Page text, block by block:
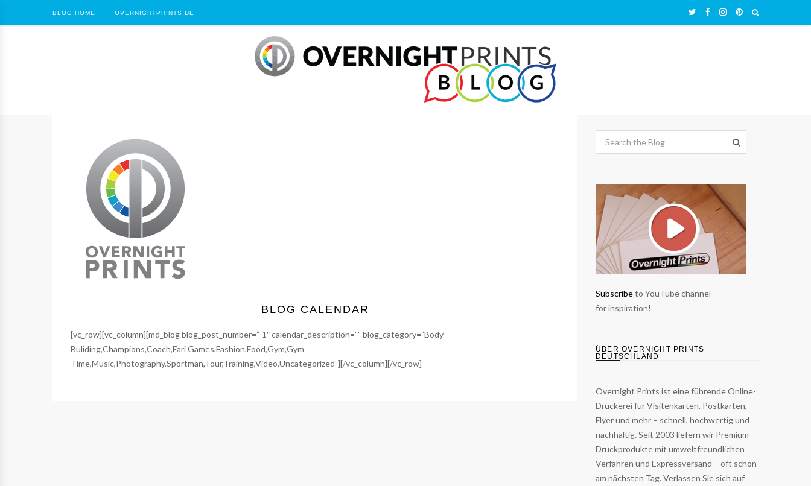
BLOG HOME OVERNIGHTPRINTS.DE
BLOG CALENDAR
[vc_row][vc_column][md_blog blog_post_number=”-1″ calendar_description=”” blog_category=”Body
Buliding,Champions,Coach,Fari Games,Fashion,Food,Gym,Gym
Time,Music,Photography,Sportman,Tour,Training,Video,Uncategorized”][/vc_column][/vc_row]
Subscribeto YouTube channel
for inspiration!
ÜBER OVERNIGHT PRINTS
DEUTSCHLAND
Overnight Prints ist eine führende Online-
Druckerei für Visitenkarten, Postkarten,
Flyer und mehr – schnell, hochwertig und
nachhaltig. Seit 2003 liefern wir Premium-
Druckprodukte mit umweltfreundlichen
Verfahren und Expressversand – oft schon
am nächsten Tag. Verlassen Sie sich auf